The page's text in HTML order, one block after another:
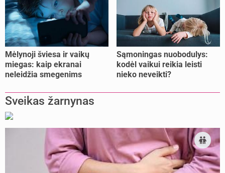
Mėlynoji šviesa ir vaikų
miegas: kaip ekranai
neleidžia smegenims
Sąmoningas nuobodulys:
kodėl vaikui reikia leisti
nieko neveikti?
Sveikas žarnynas